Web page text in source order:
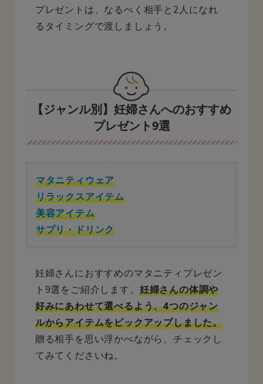
プレゼントは、なるべく相手と2人になれ
るタイミングで渡しましょう。
【ジャンル別】妊婦さんへのおすすめ
プレゼント9選
マタニティウェア
リラックスアイテム
美容アイテム
サプリ・ドリンク
妊婦さんにおすすめのマタニティプレゼン
ト9選をご紹介します。 妊婦さんの体調や
好みにあわせて選べるよう、4つのジャン
ルからアイテムをピックアップしました。
贈る相手を思い浮かべながら、チェックし
てみてくださいね。